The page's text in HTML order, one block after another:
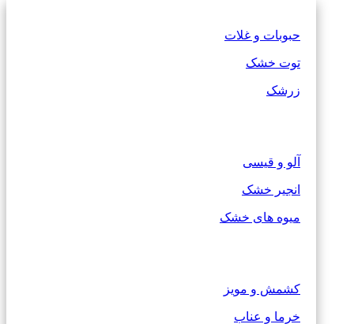
حبوبات و غلات
توت خشک
زرشک
آلو و قیسی
انجیر خشک
میوه های خشک
کشمش و مویز
خرما و عناب